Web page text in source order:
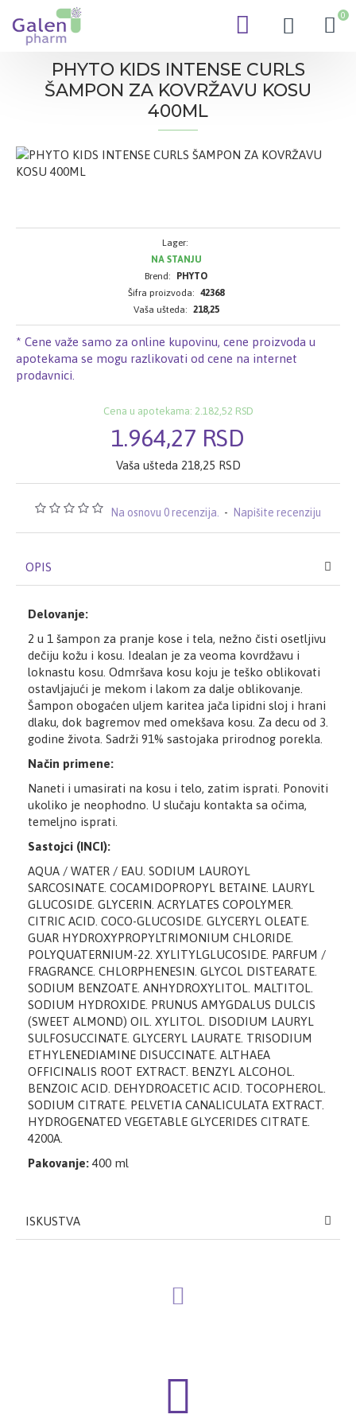
0
PHYTO KIDS INTENSE CURLS
ŠAMPON ZA KOVRŽAVU KOSU
400ML
Na osnovu 0 recenzija. - Napišite recenziju
* Cene važe samo za online kupovinu, cene proizvoda u
apotekama se mogu razlikovati od cene na internet
prodavnici.
1.964,27 RSD
Cena u apotekama: 2.182,52 RSD
Vaša ušteda 218,25 RSD
Lager:
NA STANJU
Brend:
PHYTO
Šifra proizvoda: 42368
Vaša ušteda: 218,25
OPIS
Delovanje:
2 u 1 šampon za pranje kose i tela, nežno čisti osetljivu
dečiju kožu i kosu. Idealan je za veoma kovrdžavu i
loknastu kosu. Odmršava kosu koju je teško oblikovati
ostavljajući je mekom i lakom za dalje oblikovanje.
Šampon obogaćen uljem karitea jača lipidni sloj i hrani
dlaku, dok bagremov med omekšava kosu. Za decu od 3.
godine života. Sadrži 91% sastojaka prirodnog porekla.
Način primene:
Naneti i umasirati na kosu i telo, zatim isprati. Ponoviti
ukoliko je neophodno. U slučaju kontakta sa očima,
temeljno isprati.
Sastojci (INCI):
AQUA / WATER / EAU. SODIUM LAUROYL
SARCOSINATE. COCAMIDOPROPYL BETAINE. LAURYL
GLUCOSIDE. GLYCERIN. ACRYLATES COPOLYMER.
CITRIC ACID. COCO-GLUCOSIDE. GLYCERYL OLEATE.
GUAR HYDROXYPROPYLTRIMONIUM CHLORIDE.
POLYQUATERNIUM-22. XYLITYLGLUCOSIDE. PARFUM /
FRAGRANCE. CHLORPHENESIN. GLYCOL DISTEARATE.
SODIUM BENZOATE. ANHYDROXYLITOL. MALTITOL.
SODIUM HYDROXIDE. PRUNUS AMYGDALUS DULCIS
(SWEET ALMOND) OIL. XYLITOL. DISODIUM LAURYL
SULFOSUCCINATE. GLYCERYL LAURATE. TRISODIUM
ETHYLENEDIAMINE DISUCCINATE. ALTHAEA
OFFICINALIS ROOT EXTRACT. BENZYL ALCOHOL.
BENZOIC ACID. DEHYDROACETIC ACID. TOCOPHEROL.
SODIUM CITRATE. PELVETIA CANALICULATA EXTRACT.
HYDROGENATED VEGETABLE GLYCERIDES CITRATE.
4200A.
Pakovanje:400 ml
ISKUSTVA